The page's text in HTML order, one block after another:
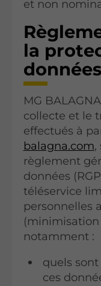
et non
la
MG
collecte et le
effectués à
balagna.com,
règlement
données
téléservice
personnelles
notamment :
quels
ces